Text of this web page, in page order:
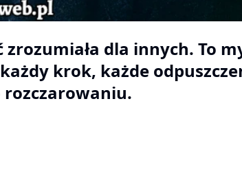
dla innych. To
krok, każde
rozczarowaniu.